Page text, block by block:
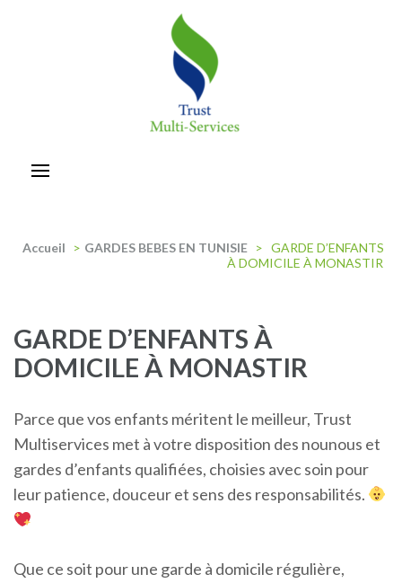
Accueil > GARDES BEBES EN TUNISIE > GARDE D’ENFANTS
À DOMICILE À MONASTIR
GARDE D’ENFANTS À
DOMICILE À MONASTIR
Parce que vos enfants méritent le meilleur, Trust
Multiservices met à votre disposition des nounous et
gardes d’enfants qualifiées, choisies avec soin pour
leur patience, douceur et sens des responsabilités.
Que ce soit pour une garde à domicile régulière,